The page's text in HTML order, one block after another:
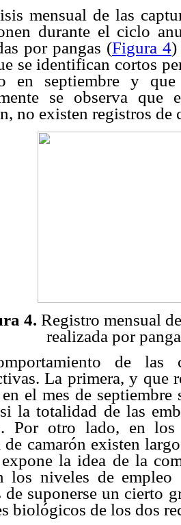
mensual de las
durante el ciclo
por pangas (Figura 4)
se identifican cortos
en septiembre y que
se observa
no existen registros de
4. Registro mensual
realizada por
de las
La primera, y que
el mes de
la totalidad de las
Por otro lado, en los
de camarón existen
la idea de la
los niveles de empleo
de suponerse un cierto
biológicos de los dos